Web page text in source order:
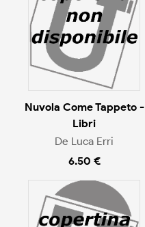
Nuvola Come Tappeto -
Libri
De Luca Erri
6.50 €